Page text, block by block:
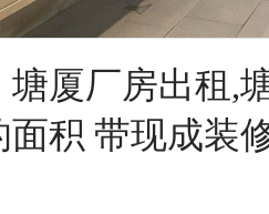
厦厂房出租,
面积 带现成装